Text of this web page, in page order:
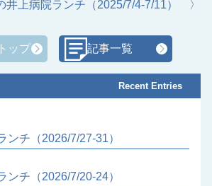
井上病院ランチ（2025/7/4-7/11） 〉
ップ 記事一覧
Recent Entries
ンチ（2026/7/27-31）
ンチ（2026/7/20-24）